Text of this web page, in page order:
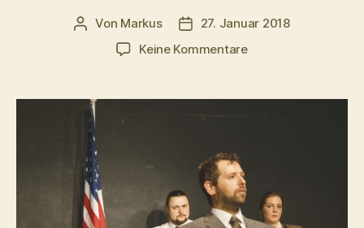
Beitragsautor
Von Markus Veröffentlichungsdatum
27. Januar 2018
Keine Kommentarezu
Sache